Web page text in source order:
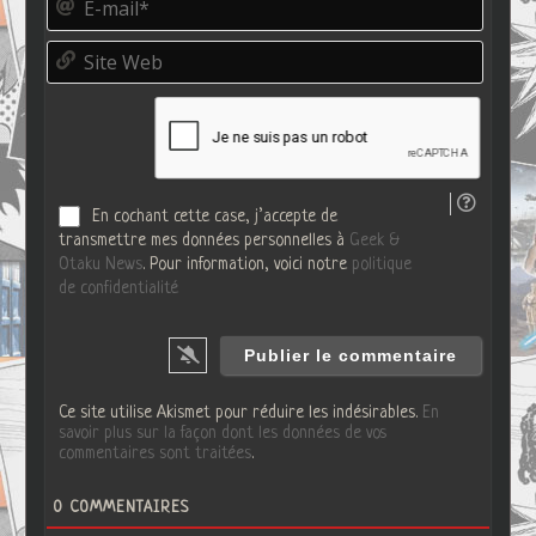
d
om
i
S
t
En cochant cette case, j’accepte de
transmettre mes données personnelles à Geek &
Otaku News. Pour information, voici notre politique
de confidentialité
Ce site utilise Akismet pour réduire les indésirables. En
savoir plus sur la façon dont les données de vos
commentaires sont traitées.
0 COMMENTAIRES